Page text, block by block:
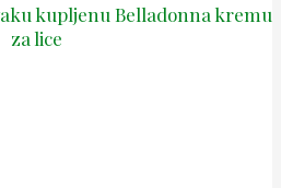
kupljenu Belladonna kremu
za lice